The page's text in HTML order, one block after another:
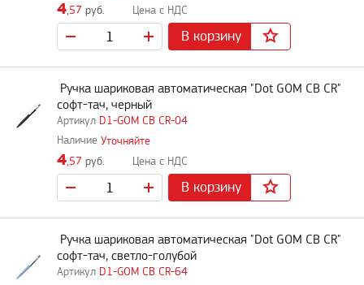
4,57 руб.
В корзину
D1-GOM CB CR-04
Ручка шариковая автоматическая "Dot GOM CB CR"
софт-тач, черный
Уточняйте
4,57 руб.
В корзину
D1-GOM CB CR-64
Ручка шариковая автоматическая "Dot GOM CB CR"
софт-тач, светло-голубой